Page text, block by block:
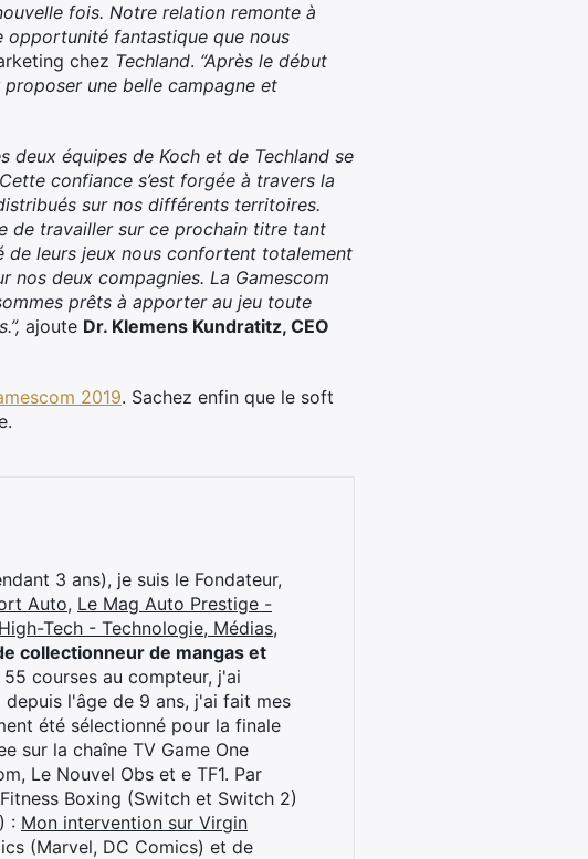
fois. Notre relation remonte à
opportunité fantastique que nous
chez Techland. “Après le début
une belle campagne et
deux équipes de Koch et de Techland se
confiance s’est forgée à travers la
sur nos différents territoires.
de travailler sur ce prochain titre tant
de leurs jeux nous confortent totalement
nos deux compagnies. La Gamescom
prêts à apporter au jeu toute
ajoute Dr. Klemens Kundratitz, CEO
2019. Sachez enfin que le soft
3 ans), je suis le Fondateur,
Auto, Le Mag Auto Prestige -
Tech - Technologie, Médias,
collectionneur de mangas et
courses au compteur, j'ai
l'âge de 9 ans, j'ai fait mes
été sélectionné pour la finale
sur la chaîne TV Game One
Le Nouvel Obs et e TF1. Par
Boxing (Switch et Switch 2)
: Mon intervention sur Virgin
(Marvel, DC Comics) et de